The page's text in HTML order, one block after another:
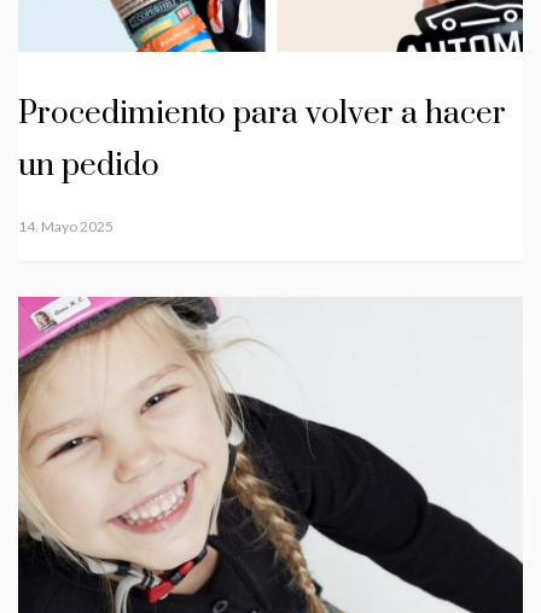
Procedimiento para volver a hacer
un pedido
14. Mayo 2025